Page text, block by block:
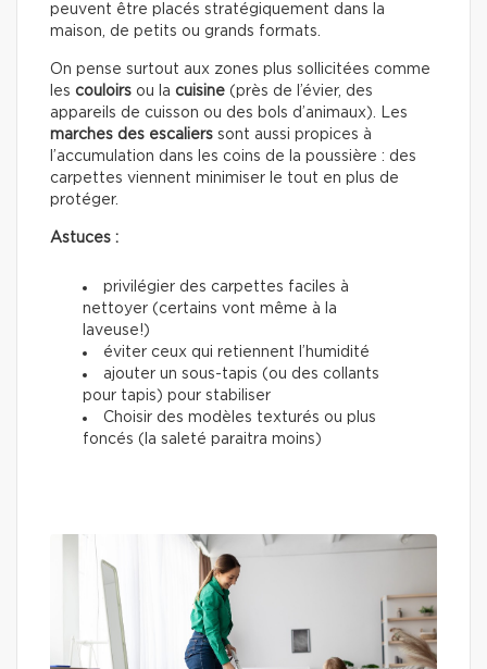
peuvent être placés stratégiquement dans la
maison, de petits ou grands formats.
On pense surtout aux zones plus sollicitées comme
les couloirs ou la cuisine (près de l’évier, des
appareils de cuisson ou des bols d’animaux). Les
marches des escaliers sont aussi propices à
l’accumulation dans les coins de la poussière : des
carpettes viennent minimiser le tout en plus de
protéger.
Astuces :
privilégier des carpettes faciles à
nettoyer (certains vont même à la
laveuse!)
éviter ceux qui retiennent l’humidité
ajouter un sous-tapis (ou des collants
pour tapis) pour stabiliser
Choisir des modèles texturés ou plus
foncés (la saleté paraitra moins)